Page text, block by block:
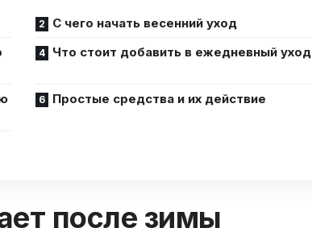
С чего начать весенний уход
Что стоит добавить в ежедневный уход
Простые средства и их действие
после зимы